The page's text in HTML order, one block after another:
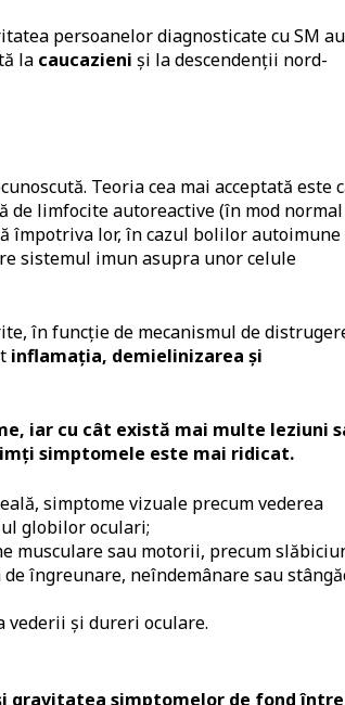
persoanelor diagnosticate cu SM au
la caucazieni şi la descendenţii nord-
Teoria cea mai acceptată este
de limfocite autoreactive (în mod normal
împotriva lor, în cazul bolilor autoimune
sistemul imun asupra unor celule
în funcție de mecanismul de
inflamația, demielinizarea și
iar cu cât există mai multe leziuni
simptomele este mai ridicat.
simptome vizuale precum vederea
globilor oculari;
musculare sau motorii, precum
îngreunare, neîndemânare sau
vederii şi dureri oculare.
gravitatea simptomelor de fond între